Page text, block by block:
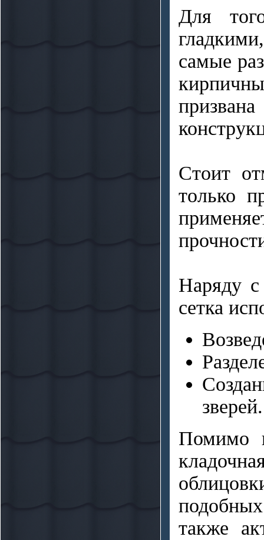
Для
самые
Стоит
только
Наряду
сетка
зверей.
Помимо
также